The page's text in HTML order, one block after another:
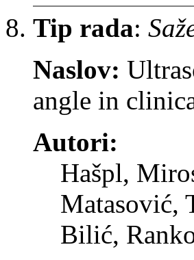
Tip rada:
Naslov:
angle in
Autori:
Hašpl,
Matasović,
Bilić,